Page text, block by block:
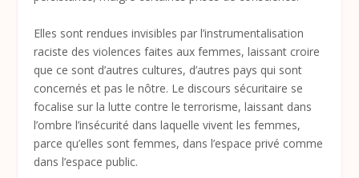
Elles sont rendues invisibles par l’instrumentalisation
raciste des violences faites aux femmes, laissant croire
que ce sont d’autres cultures, d’autres pays qui sont
concernés et pas le nôtre. Le discours sécuritaire se
focalise sur la lutte contre le terrorisme, laissant dans
l’ombre l’insécurité dans laquelle vivent les femmes,
parce qu’elles sont femmes, dans l’espace privé comme
dans l’espace public.